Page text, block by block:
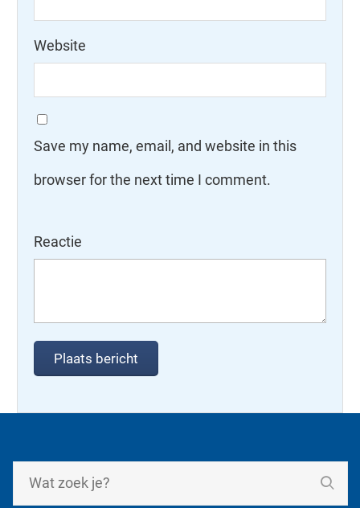
Website
Save my name, email, and website in this
browser for the next time I comment.
Reactie